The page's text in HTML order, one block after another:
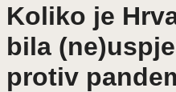
Koliko je
bila
protiv